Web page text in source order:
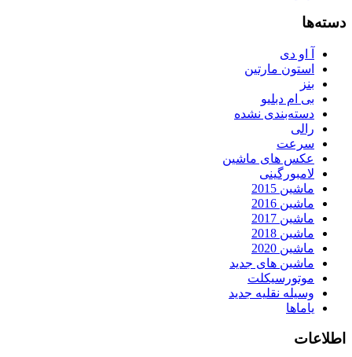
دسته‌ها
آ او دی
استون مارتین
بنز
بی ام دبلیو
دسته‌بندی نشده
رالی
سرعت
عکس های ماشین
لامبورگینی
ماشین 2015
ماشین 2016
ماشین 2017
ماشین 2018
ماشین 2020
ماشین های جدید
موتورسیکلت
وسیله نقلیه جدید
یاماها
اطلاعات